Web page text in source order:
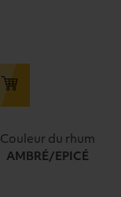
Couleur du rhum
AMBRÉ/EPICÉ